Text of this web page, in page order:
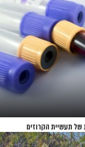
תעשיית הקרוזים